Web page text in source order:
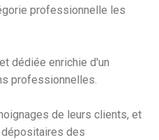
professionnelle les
dédiée enrichie d'un
professionnelles.
de leurs clients, et
des